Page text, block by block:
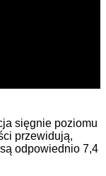
sięgnie poziomu
przewidują,
odpowiednio 7,4